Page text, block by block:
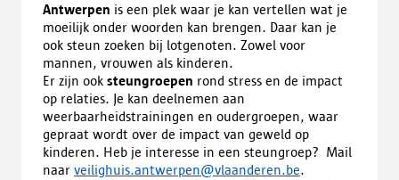
Antwerpen is een plek waar je kan vertellen wat je
moeilijk onder woorden kan brengen. Daar kan je
ook steun zoeken bij lotgenoten. Zowel voor
mannen, vrouwen als kinderen.
Er zijn ook steungroepen rond stress en de impact
op relaties. Je kan deelnemen aan
weerbaarheidstrainingen en oudergroepen, waar
gepraat wordt over de impact van geweld op
kinderen. Heb je interesse in een steungroep? Mail
naar veilighuis.antwerpen@vlaanderen.be.